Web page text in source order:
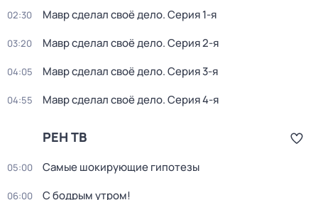
02:30 Мавр сделал своё дело. Серия 1-я
03:20 Мавр сделал своё дело. Серия 2-я
04:05 Мавр сделал своё дело. Серия 3-я
04:55 Мавр сделал своё дело. Серия 4-я
РЕН ТВ
05:00 Самые шoкиpующие гипотезы
06:00 С бодрым утром!